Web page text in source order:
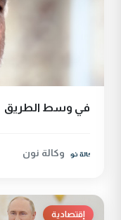
في وسط الطريق
وكالة نون
إقتصادية